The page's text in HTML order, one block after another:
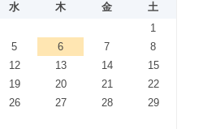
水 木 金
土
1
5 6 7
8
12 13 14
15
19 20 21
22
26 27 28
29